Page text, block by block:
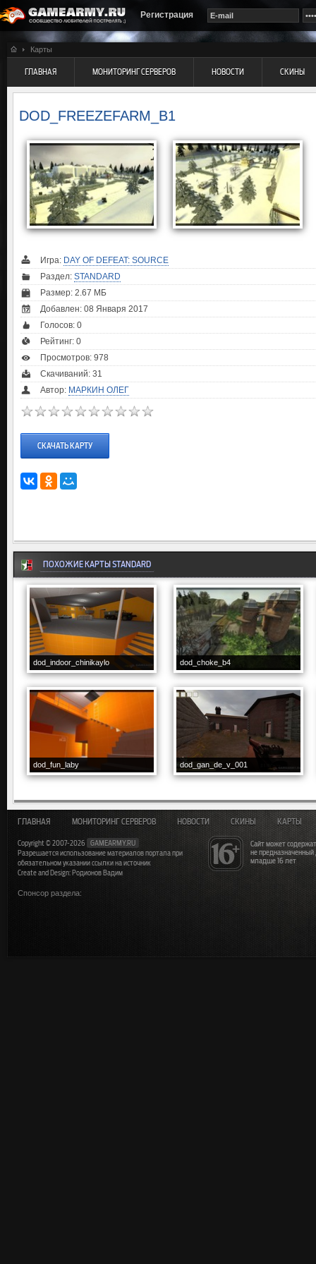
Регистрация
Карты
ГЛАВНАЯ МОНИТОРИНГ СЕРВЕРОВ НОВОСТИ СКИНЫ
DOD_FREEZEFARM_B1
Игра: DAY OF DEFEAT: SOURCE
Раздел: STANDARD
Размер: 2.67 МБ
Добавлен: 08 Января 2017
Голосов: 0
Рейтинг: 0
Просмотров: 978
Скачиваний: 31
Автор: МАРКИН ОЛЕГ
СКАЧАТЬ КАРТУ
ПОХОЖИЕ КАРТЫ STANDARD
dod_indoor_chinikaylo dod_choke_b4
dod_fun_laby dod_gan_de_v_001
Сайт может
не
младше 16 лет
ГЛАВНАЯ МОНИТОРИНГ СЕРВЕРОВ НОВОСТИ СКИНЫ КАРТЫ
Copyright © 2007-2026
GAMEARMY.RU
Разрешается использование материалов портала при
обязательном указании ссылки на источник
Create and Design: Родионов Вадим
Спонсор раздела: